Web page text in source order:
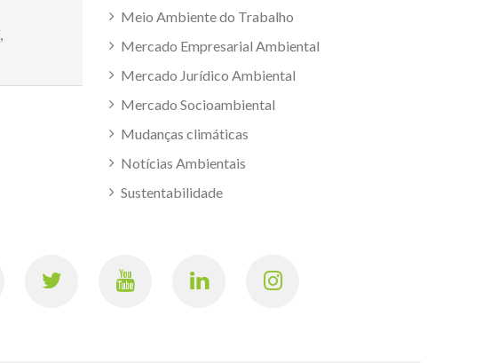
,
Meio Ambiente do Trabalho
Mercado Empresarial Ambiental
Mercado Jurídico Ambiental
Mercado Socioambiental
Mudanças climáticas
Notícias Ambientais
Sustentabilidade